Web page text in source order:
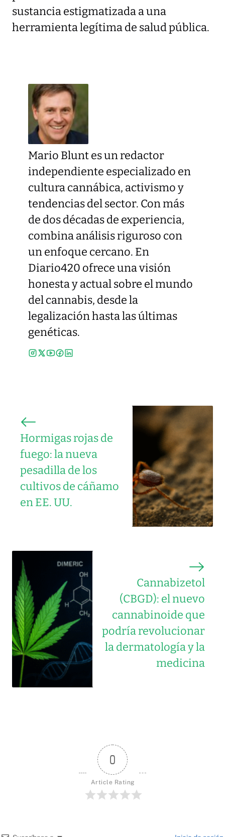
sustancia estigmatizada a una
herramienta legítima de salud pública.
Mario Blunt es un redactor
independiente especializado en
cultura cannábica, activismo y
tendencias del sector. Con más
de dos décadas de experiencia,
combina análisis riguroso con
un enfoque cercano. En
Diario420 ofrece una visión
honesta y actual sobre el mundo
del cannabis, desde la
legalización hasta las últimas
genéticas.
Hormigas rojas de
fuego: la nueva
pesadilla de los
cultivos de cáñamo
en EE. UU.
Cannabizetol
(CBGD): el nuevo
cannabinoide que
podría revolucionar
la dermatología y la
medicina
0
Article Rating